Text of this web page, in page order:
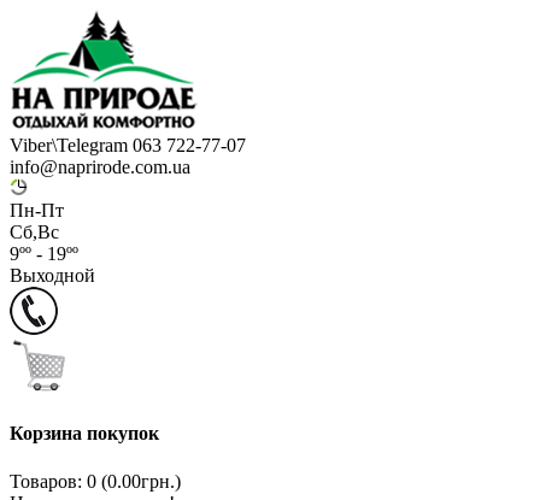
Viber\Telegram 063 722-77-07
info@naprirode.com.ua
Пн-Пт
Сб,Вс
9ºº - 19ºº
Выходной
Корзина покупок
Товаров: 0 (0.00грн.)